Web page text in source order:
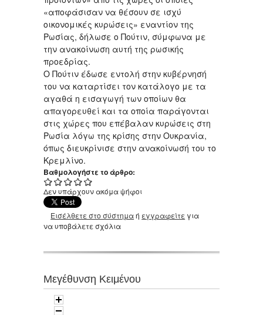
«αποφάσισαν να θέσουν σε ισχύ
οικονομικές κυρώσεις» εναντίον της
Ρωσίας, δήλωσε ο Πούτιν, σύμφωνα με
την ανακοίνωση αυτή της ρωσικής
προεδρίας.
Ο Πούτιν έδωσε εντολή στην κυβέρνησή
του να καταρτίσει τον κατάλογο με τα
αγαθά η εισαγωγή των οποίων θα
απαγορευθεί και τα οποία παράγονται
στις χώρες που επέβαλαν κυρώσεις στη
Ρωσία λόγω της κρίσης στην Ουκρανία,
όπως διευκρίνισε στην ανακοίνωσή του το
Κρεμλίνο.
Βαθμολογήστε το άρθρο:
Δεν υπάρχουν ακόμα ψήφοι
Εισέλθετε στο σύστημαή εγγραφείτε για
να υποβάλετε σχόλια
Μεγέθυνση Κειμένου